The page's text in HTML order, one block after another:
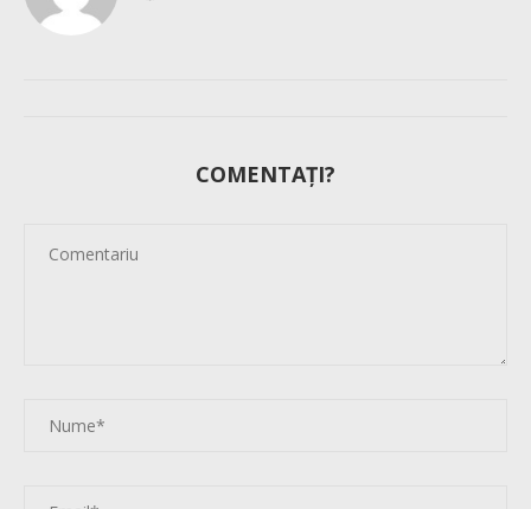
COMENTAȚI?